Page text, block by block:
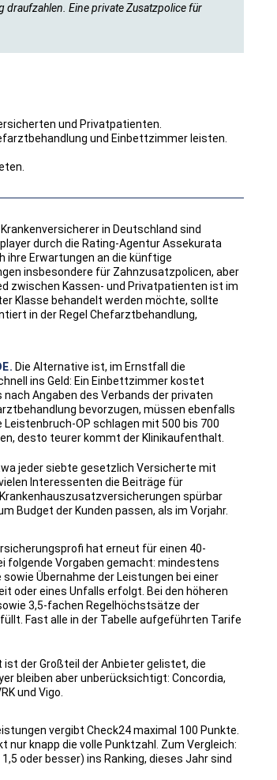
draufzahlen. Eine private Zusatzpolice für
und Privatpatienten.
und Einbettzimmer leisten.
in Deutschland sind
durch die Rating-Agentur Assekurata
ihre Erwartungen an die künftige
insbesondere für Zahnzusatzpolicen, aber
zwischen Kassen- und Privatpatienten ist im
Klasse behandelt werden möchte, sollte
in der Regel Chefarztbehandlung,
Die Alternative ist, im Ernstfall die
ins Geld: Ein Einbettzimmer kostet
Angaben des Verbands der privaten
bevorzugen, müssen ebenfalls
OP schlagen mit 500 bis 700
desto teurer kommt der Klinikaufenthalt.
jeder siebte gesetzlich Versicherte mit
Interessenten die Beiträge für
spürbar
Budget der Kunden passen, als im Vorjahr.
hat erneut für einen 40-
folgende Vorgaben gemacht: mindestens
Übernahme der Leistungen bei einer
oder eines Unfalls erfolgt. Bei den höheren
3,5-fachen Regelhöchstsätze der
Fast alle in der Tabelle aufgeführten Tarife
der Großteil der Anbieter gelistet, die
bleiben aber unberücksichtigt: Concordia,
und Vigo.
vergibt Check24 maximal 100 Punkte.
nur knapp die volle Punktzahl. Zum Vergleich:
oder besser) ins Ranking, dieses Jahr sind